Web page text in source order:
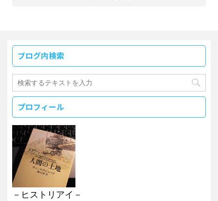
ブログ内検索
プロフィール
－ヒストリアイ－